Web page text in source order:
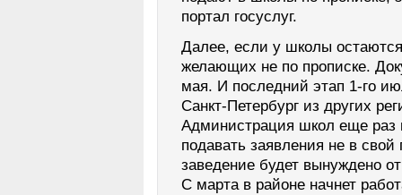
портал госуслуг.
Далее, если у школы
желающих не по прописке.
мая. И последний этап 1-го
Санкт-Петербург из других
Администрация школ еще раз
подавать заявления не в
заведение будет вынуждено
С марта в районе начнет